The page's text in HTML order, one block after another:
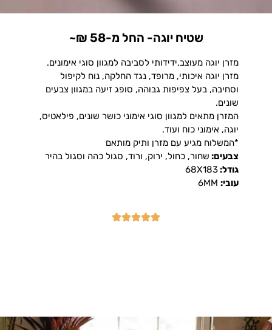
שטיח יוגה- החל מ-58 ₪~
מזרן יוגה מעוצב,ידידותי לסביבה למגוון סוגי אימונים.
מזרן יוגה איכותי, מרופד, נגד החלקה, נוח לקיפול
וסחיבה, בעל צפיפות גבוהה, סופג זיעה במגוון צבעים
שונים.
המזרן מתאים למגוון סוגי אימוני כושר שונים, פילאטיס,
יוגה, אימוני כוח ועוד.
*המשלוח מגיע עם מזרן ותיק מותאם
צבעים: שחור, כחול, ירוק, ורוד, סגול כהה וסגול בהיר
גודל:68X183
עובי: